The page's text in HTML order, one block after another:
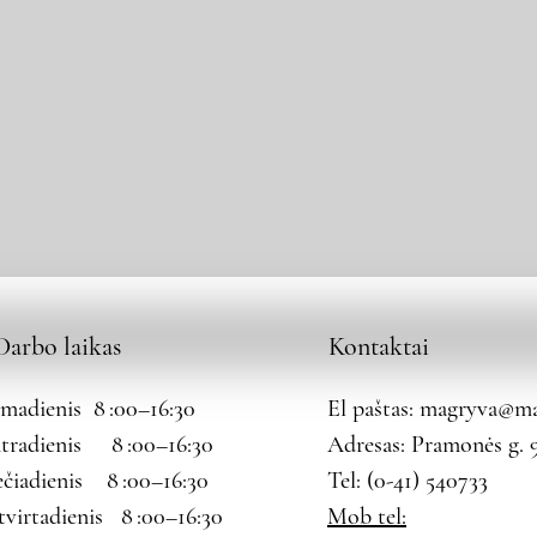
laikas
8 :00–16:30
8 :00–16:30
8 :00–16:30
8 :00–16:30
Kontaktai
El paštas:
Adresas: Pramonės g.
Tel: (0-41) 540733
Mob tel: